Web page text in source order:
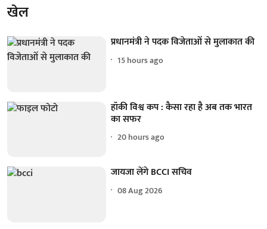
खेल
प्रधानमंत्री ने पदक विजेताओं से मुलाकात की
15 hours ago
हॉकी विश्व कप : कैसा रहा है अब तक भारत
का सफर
20 hours ago
जायजा लेंगे BCCI सचिव
08 Aug 2026